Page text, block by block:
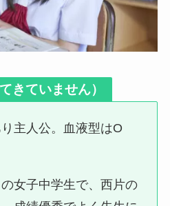
きていません）
主人公。血液型はO
女子中学生で、西片の